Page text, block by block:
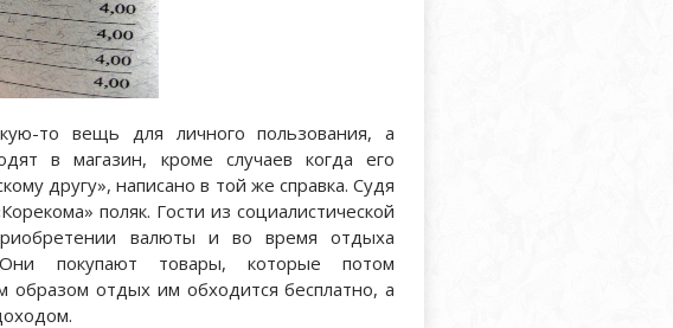
то вещь для личного пользования, а
в магазин, кроме случаев когда его
другу», написано в той же справка. Судя
поляк. Гости из социалистической
валюты и во время отдыха
покупают товары, которые потом
образом отдых им обходится бесплатно, а